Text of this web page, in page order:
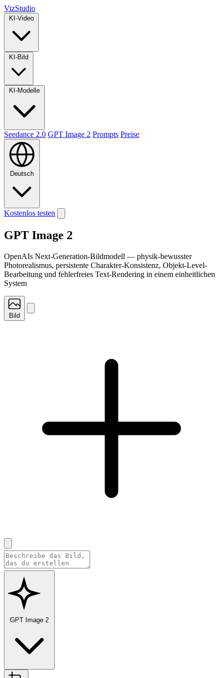
VizStudio
Seedance 2.0 GPT Image 2 Prompts Preise
Deutsch
Kostenlos testen
GPT Image 2
OpenAIs Next-Generation-Bildmodell — physik-bewusster
Photorealismus, persistente Charakter-Konsistenz, Objekt-Level-
Bearbeitung und fehlerfreies Text-Rendering in einem einheitlichen
System
Bild
GPT Image 2